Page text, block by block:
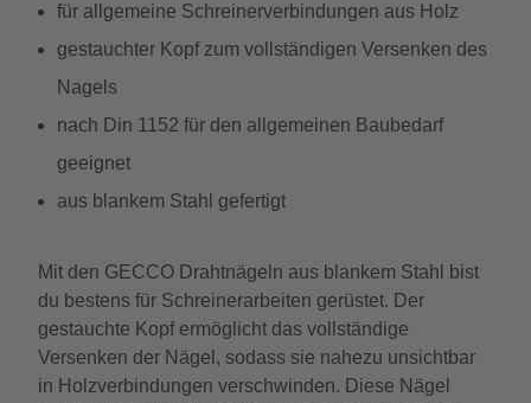
für allgemeine Schreinerverbindungen aus Holz
gestauchter Kopf zum vollständigen Versenken des
Nagels
nach Din 1152 für den allgemeinen Baubedarf
geeignet
aus blankem Stahl gefertigt
Mit den GECCO Drahtnägeln aus blankem Stahl bist
du bestens für Schreinerarbeiten gerüstet. Der
gestauchte Kopf ermöglicht das vollständige
Versenken der Nägel, sodass sie nahezu unsichtbar
in Holzverbindungen verschwinden. Diese Nägel